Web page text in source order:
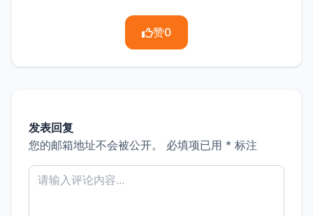
赞0
发表回复
您的邮箱地址不会被公开。
必填项已用 * 标注